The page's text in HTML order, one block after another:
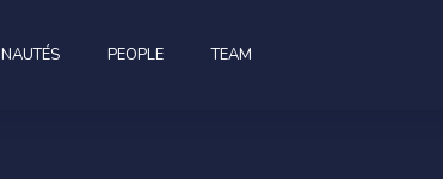
PEOPLE TEAM